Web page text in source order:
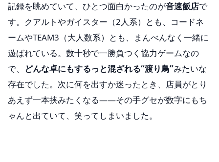
記録を眺めていて、ひとつ面白かったのが音速飯店で
す。クアルトやガイスター（2人系）とも、コードネ
ームやTEAM3（大人数系）とも、まんべんなく一緒に
遊ばれている。数十秒で一勝負つく協力ゲームなの
で、 どんな卓にもするっと混ざれる“渡り鳥”みたいな
存在でした。次に何を出すか迷ったとき、店員がとり
あえず一本挟みたくなる——その手グセが数字にもち
ゃんと出ていて、笑ってしまいました。